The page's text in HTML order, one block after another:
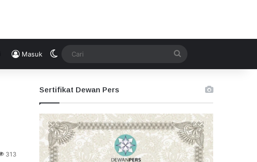
Masuk Switch skin
313
Sertifikat Dewan Pers